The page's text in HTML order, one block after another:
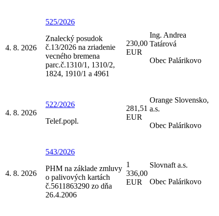
4. 8. 2026
525/2026
Znalecký posudok
č.13/2026 na zriadenie
vecného bremena
parc.č.1310/1, 1310/2,
1824, 1910/1 a 4961
230,00
EUR
Ing. Andrea
Tatárová
Obec Palárikovo
4. 8. 2026
522/2026
Telef.popl.
281,51
EUR
Orange Slovensko,
a.s.
Obec Palárikovo
4. 8. 2026
543/2026
PHM na základe zmluvy
o palivových kartách
č.5611863290 zo dňa
26.4.2006
1
336,00
EUR
Slovnaft a.s.
Obec Palárikovo